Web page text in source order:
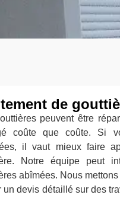
de
peuvent être
coûte que coûte. Si
il vaut mieux faire
Notre équipe peut
abîmées. Nous
un devis détaillé sur des